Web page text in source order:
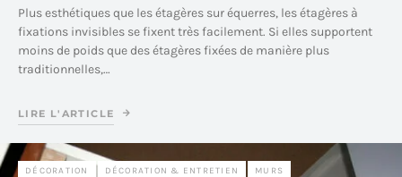
Plus esthétiques que les étagères sur équerres, les étagères à
fixations invisibles se fixent très facilement. Si elles supportent
moins de poids que des étagères fixées de manière plus
traditionnelles,…
LIRE L'ARTICLE
DÉCORATION DÉCORATION & ENTRETIEN MURS